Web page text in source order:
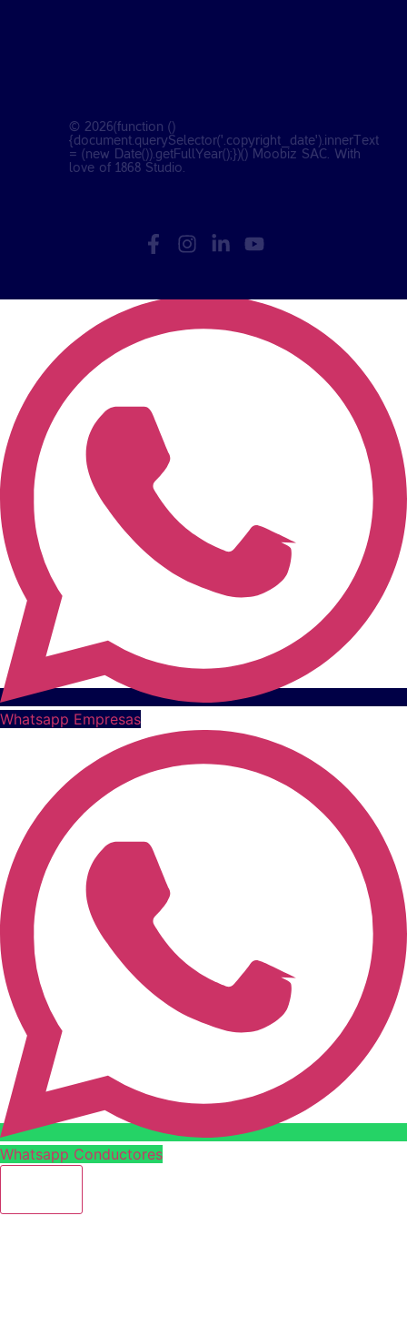
© 2026(function ()
{document.querySelector('.copyright_date').innerText
= (new Date()).getFullYear();})() Moobiz SAC. With
love of1868 Studio.
Whatsapp Empresas
Whatsapp Conductores